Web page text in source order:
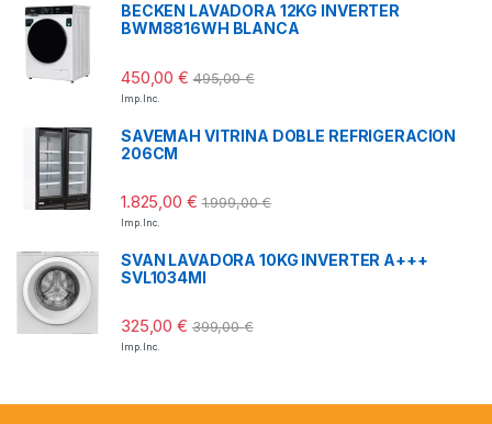
BECKEN LAVADORA 12KG INVERTER
BWM8816WH BLANCA
450,00€ 495,00€
Imp. Inc.
SAVEMAH VITRINA DOBLE REFRIGERACION
206CM
1.825,00 € 1.999,00€
Imp. Inc.
SVAN LAVADORA 10KG INVERTER A+++
SVL1034MI
325,00€ 399,00€
Imp. Inc.